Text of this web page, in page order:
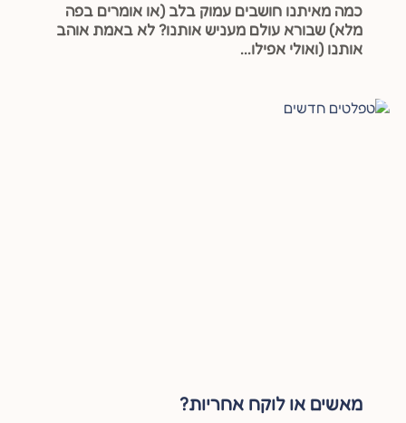
כמה מאיתנו חושבים עמוק בלב (או אומרים בפה
מלא) שבורא עולם מעניש אותנו? לא באמת אוהב
אותנו (ואולי אפילו...
מאשים או לוקח אחריות?